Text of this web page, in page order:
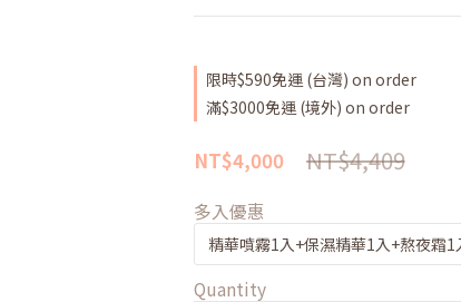
限時$590免運 (台灣) on order
滿$3000免運 (境外) on order
NT$4,409
NT$4,000
多入優惠
Quantity